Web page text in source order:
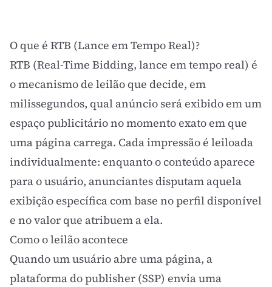
O que é RTB (Lance em Tempo Real)?
RTB (Real-Time Bidding, lance em tempo real) é
o mecanismo de leilão que decide, em
milissegundos, qual anúncio será exibido em um
espaço publicitário no momento exato em que
uma página carrega. Cada impressão é leiloada
individualmente: enquanto o conteúdo aparece
para o usuário, anunciantes disputam aquela
exibição específica com base no perfil disponível
e no valor que atribuem a ela.
Como o leilão acontece
Quando um usuário abre uma página, a
plataforma do publisher (SSP) envia uma